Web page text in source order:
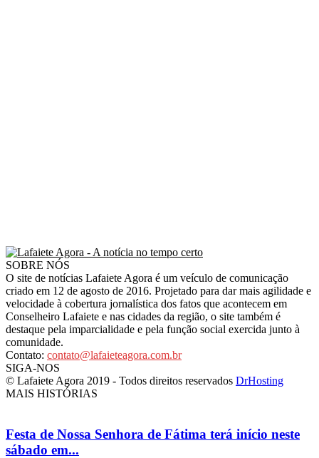
SOBRE NÓS
O site de notícias Lafaiete Agora é um veículo de comunicação
criado em 12 de agosto de 2016. Projetado para dar mais agilidade e
velocidade à cobertura jornalística dos fatos que acontecem em
Conselheiro Lafaiete e nas cidades da região, o site também é
destaque pela imparcialidade e pela função social exercida junto à
comunidade.
Contato: contato@lafaieteagora.com.br
SIGA-NOS
© Lafaiete Agora 2019 - Todos direitos reservados DrHosting
MAIS HISTÓRIAS
Festa de Nossa Senhora de Fátima terá início neste
sábado em...